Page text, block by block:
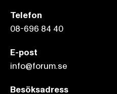
Telefon
08-696 84 40
E-post
info@forum.se
Besöksadress